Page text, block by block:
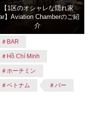
【1区のオシャレな隠れ家
】Aviation Chamberのご紹
介
＃BAR
＃Hồ Chí Minh
＃ホーチミン
＃ベトナム ＃バー